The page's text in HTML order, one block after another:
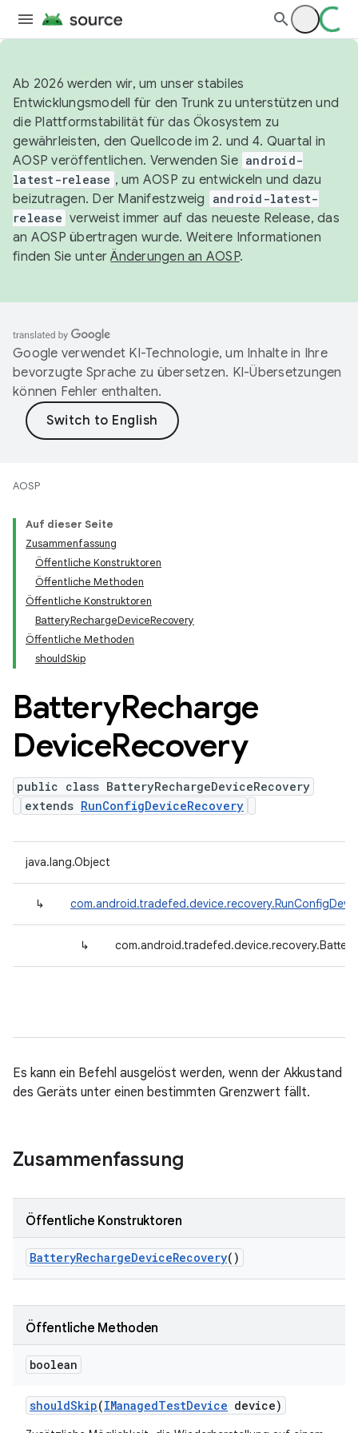
Ab 2026 werden wir, um unser stabiles
Entwicklungsmodell für den Trunk zu unterstützen und
die Plattformstabilität für das Ökosystem zu
gewährleisten, den Quellcode im 2. und 4. Quartal in
AOSP veröffentlichen. Verwenden Sie android-
latest-release , um AOSP zu entwickeln und dazu
beizutragen. Der Manifestzweig
android-latest-
release verweist immer auf das neueste Release, das
an AOSP übertragen wurde. Weitere Informationen
finden Sie unterÄnderungen an AOSP.
Google verwendet KI-Technologie, um Inhalte in Ihre
bevorzugte Sprache zu übersetzen. KI-Übersetzungen
können Fehler enthalten.
AOSP
Auf dieser Seite
Zusammenfassung
Öffentliche Konstruktoren
Öffentliche Methoden
Öffentliche Konstruktoren
BatteryRechargeDeviceRecovery
Öffentliche Methoden
shouldSkip
BatteryRecharge
DeviceRecovery
public class BatteryRechargeDeviceRecovery
extends RunConfigDeviceRecovery
java.lang.Object
↳
↳
Es kann ein Befehl ausgelöst werden, wenn der Akkustand
des Geräts unter einen bestimmten Grenzwert fällt.
Zusammenfassung
Öffentliche Konstruktoren
BatteryRechargeDeviceRecovery()
Öffentliche Methoden
boolean
shouldSkip(IManagedTestDevice device)